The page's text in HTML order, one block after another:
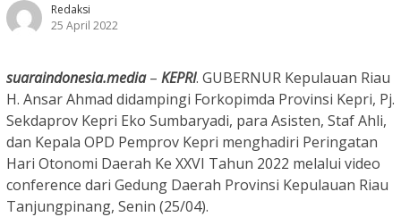
Redaksi
25 April 2022
suaraindonesia.media– KEPRI. GUBERNUR Kepulauan Riau
H. Ansar Ahmad didampingi Forkopimda Provinsi Kepri, Pj.
Sekdaprov Kepri Eko Sumbaryadi, para Asisten, Staf Ahli,
dan Kepala OPD Pemprov Kepri menghadiri Peringatan
Hari Otonomi Daerah Ke XXVI Tahun 2022 melalui video
conference dari Gedung Daerah Provinsi Kepulauan Riau
Tanjungpinang, Senin (25/04).